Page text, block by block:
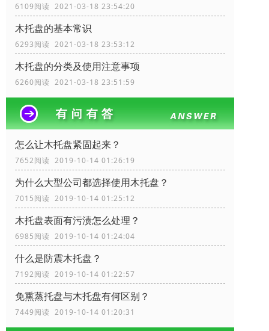
6109阅读 2021-03-18 23:54:20
木托盘的基本常识
6293阅读 2021-03-18 23:53:12
木托盘的分类及使用注意事项
6260阅读 2021-03-18 23:51:59
怎么让木托盘紧固起来？
7652阅读 2019-10-14 01:26:19
为什么大型公司都选择使用木托盘？
7015阅读 2019-10-14 01:25:12
木托盘表面有污渍怎么处理？
6985阅读 2019-10-14 01:24:04
什么是防震木托盘？
7192阅读 2019-10-14 01:22:57
免熏蒸托盘与木托盘有何区别？
7449阅读 2019-10-14 01:20:31